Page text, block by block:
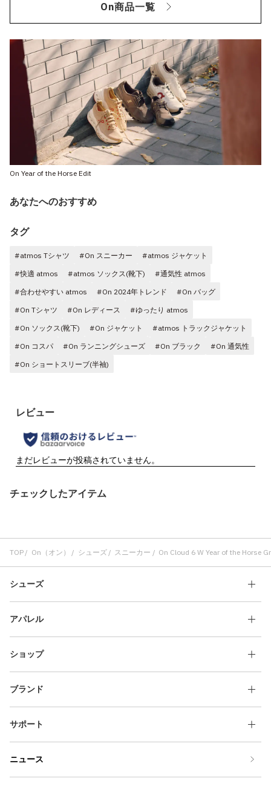
On商品一覧
On Year of the Horse Edit
あなたへのおすすめ
タグ
#atmos Tシャツ #On スニーカー
#atmos ジャケット
#快適 atmos
#atmos ソックス(靴下)
#通気性 atmos
#合わせやすい atmos
#On 2024年トレンド
#On バッグ
#On Tシャツ
#On レディース
#ゆったり atmos
#On ソックス(靴下)
#On ジャケット
#atmos トラックジャケット
#On コスパ
#On ランニングシューズ #On ブラック
#On 通気性
#On ショートスリーブ(半袖)
チェックしたアイテム
TOP On（オン） シューズ スニーカー On Cloud 6 W Year of the Horse
シューズ
アパレル
ショップ
ブランド
サポート
ニュース